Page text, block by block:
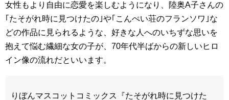
女性もより自由に恋愛を楽しむようになり、陸奥A子さんの
｢たそがれ時に見つけたの｣や｢こんぺい荘のフランソワ｣な
どの作品に見られるような、好きな人へのいちずな思いを
抱えて悩む繊細な女の子が、70年代半ばからの新しいヒロ
イン像の流れだといいます。
りぼんマスコットコミックス『たそがれ時に見つけた